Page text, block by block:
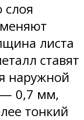
слоя
листа
ставят
наружной
— 0,7 мм,
тонкий